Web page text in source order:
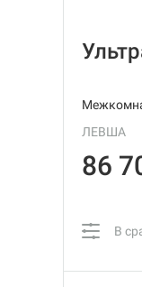
ЛЕВША
86
В